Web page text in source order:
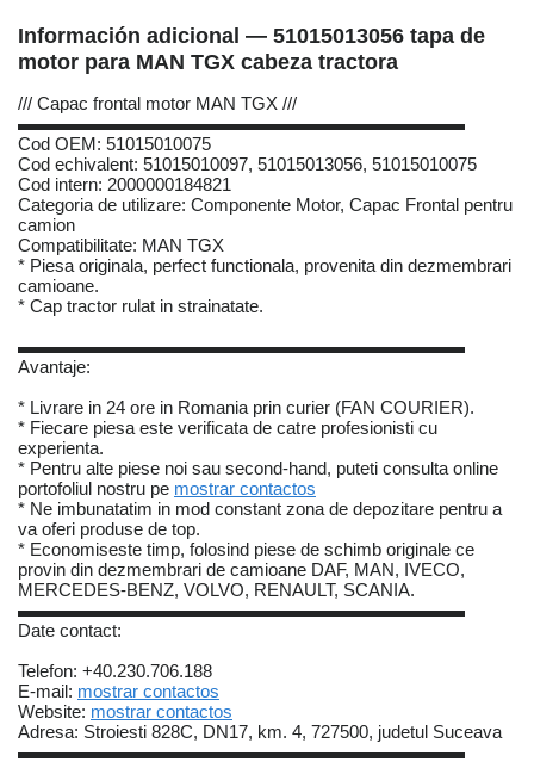
Información adicional — 51015013056 tapa de
motor para MAN TGX cabeza tractora
/// Capac frontal motor MAN TGX ///
▬▬▬▬▬▬▬▬▬▬▬▬▬▬▬▬▬▬▬▬▬▬▬▬▬
Cod OEM: 51015010075
Cod echivalent: 51015010097, 51015013056, 51015010075
Cod intern: 2000000184821
Categoria de utilizare: Componente Motor, Capac Frontal pentru
camion
Compatibilitate: MAN TGX
* Piesa originala, perfect functionala, provenita din dezmembrari
camioane.
* Cap tractor rulat in strainatate.
▬▬▬▬▬▬▬▬▬▬▬▬▬▬▬▬▬▬▬▬▬▬▬▬▬
Avantaje:
* Livrare in 24 ore in Romania prin curier (FAN COURIER).
* Fiecare piesa este verificata de catre profesionisti cu
experienta.
* Pentru alte piese noi sau second-hand, puteti consulta online
portofoliul nostru pe mostrar contactos
* Ne imbunatatim in mod constant zona de depozitare pentru a
va oferi produse de top.
* Economiseste timp, folosind piese de schimb originale ce
provin din dezmembrari de camioane DAF, MAN, IVECO,
MERCEDES-BENZ, VOLVO, RENAULT, SCANIA.
▬▬▬▬▬▬▬▬▬▬▬▬▬▬▬▬▬▬▬▬▬▬▬▬▬
Date contact:
Telefon: +40.230.706.188
E-mail: mostrar contactos
Website: mostrar contactos
Adresa: Stroiesti 828C, DN17, km. 4, 727500, judetul Suceava
▬▬▬▬▬▬▬▬▬▬▬▬▬▬▬▬▬▬▬▬▬▬▬▬▬